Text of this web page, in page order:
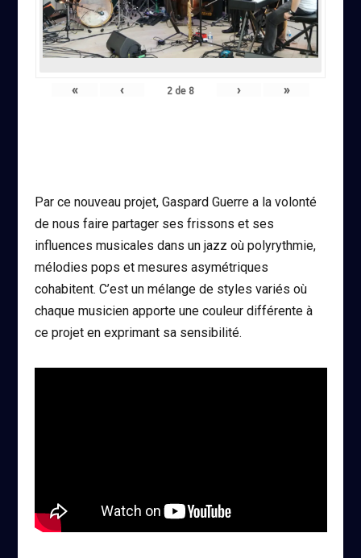
« ‹ 2de 8 › »
Par ce nouveau projet, Gaspard Guerre a la volonté
de nous faire partager ses frissons et ses
influences musicales dans un jazz où polyrythmie,
mélodies pops et mesures asymétriques
cohabitent. C’est un mélange de styles variés où
chaque musicien apporte une couleur différente à
ce projet en exprimant sa sensibilité.